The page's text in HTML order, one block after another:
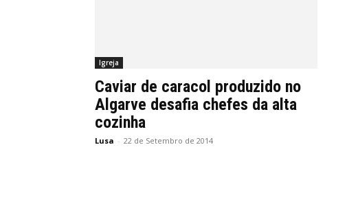
Igreja
Caviar de caracol produzido no
Algarve desafia chefes da alta
cozinha
Lusa - 22 de Setembro de 2014